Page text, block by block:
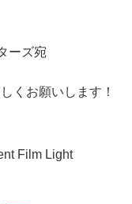
ーズ宛
くお願いします！
Film Light